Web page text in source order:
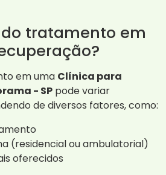
tratamento em
em uma Clínica para
- SP pode variar
de diversos fatores, como:
(residencial ou ambulatorial)
oferecidos